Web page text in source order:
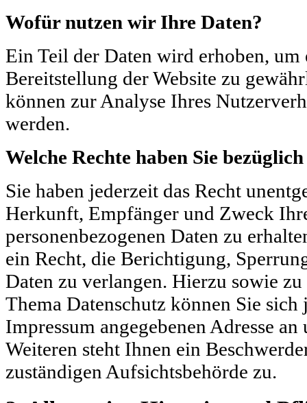
Wofür nutzen wir Ihre Daten?
Ein Teil der Daten wird erhoben,
Bereitstellung der Website zu
können zur Analyse Ihres
werden.
Welche Rechte haben Sie
Sie haben jederzeit das Recht
Herkunft, Empfänger und Zweck
personenbezogenen Daten zu
ein Recht, die Berichtigung,
Daten zu verlangen. Hierzu sowie
Thema Datenschutz können Sie
Impressum angegebenen Adresse an
Weiteren steht Ihnen ein
zuständigen Aufsichtsbehörde zu.